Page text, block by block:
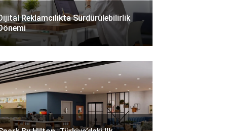
Reklamcılıkta Sürdürülebilirlik